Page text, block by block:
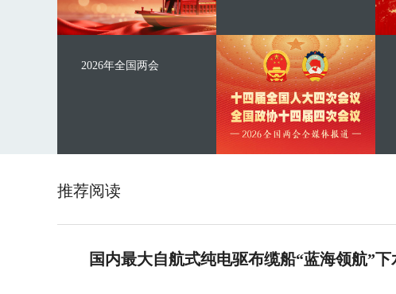
2026年全国两会
推荐阅读
国内最大自航式纯电驱布缆船“蓝海领航”下